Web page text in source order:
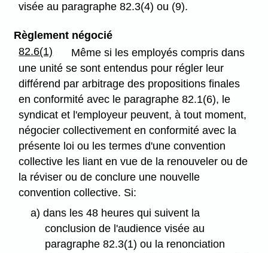
visée au paragraphe 82.3(4) ou (9).
Règlement négocié
82.6(1)
Même si les employés compris dans
une unité se sont entendus pour régler leur
différend par arbitrage des propositions finales
en conformité avec le paragraphe 82.1(6), le
syndicat et l'employeur peuvent, à tout moment,
négocier collectivement en conformité avec la
présente loi ou les termes d'une convention
collective les liant en vue de la renouveler ou de
la réviser ou de conclure une nouvelle
convention collective. Si:
a) dans les 48 heures qui suivent la
conclusion de l'audience visée au
paragraphe 82.3(1) ou la renonciation